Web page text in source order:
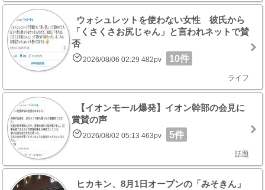
ウォシュレットを使わない女性 彼氏から
「くさくさお尻じゃん」と言われネットで賛
否
2026/08/06 02:29 482pv 10件
ライフ
【イオンモール爆発】イオン幹部の会見に
賞賛の声
2026/08/02 05:13 463pv 5件
話題
ヒカキン、8月1日オープンの「みそきん」